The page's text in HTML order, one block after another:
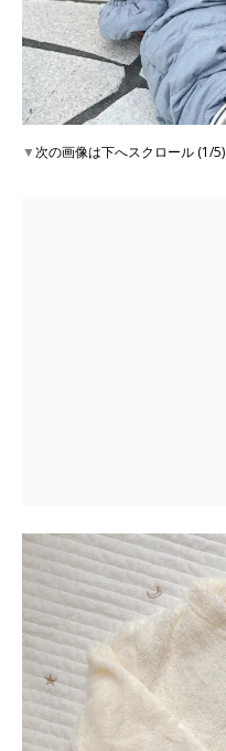
▼次の画像は下へスクロール (1/5)